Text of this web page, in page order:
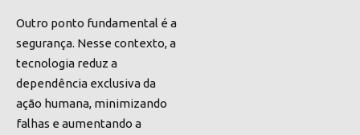
Outro ponto fundamental é a
segurança. Nesse contexto, a
tecnologia reduz a
dependência exclusiva da
ação humana, minimizando
falhas e aumentando a